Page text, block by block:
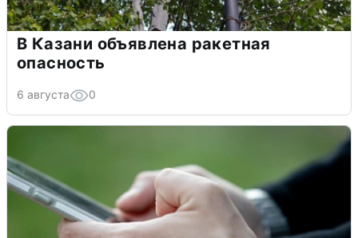
В Казани объявлена ракетная
опасность
6 августа 0